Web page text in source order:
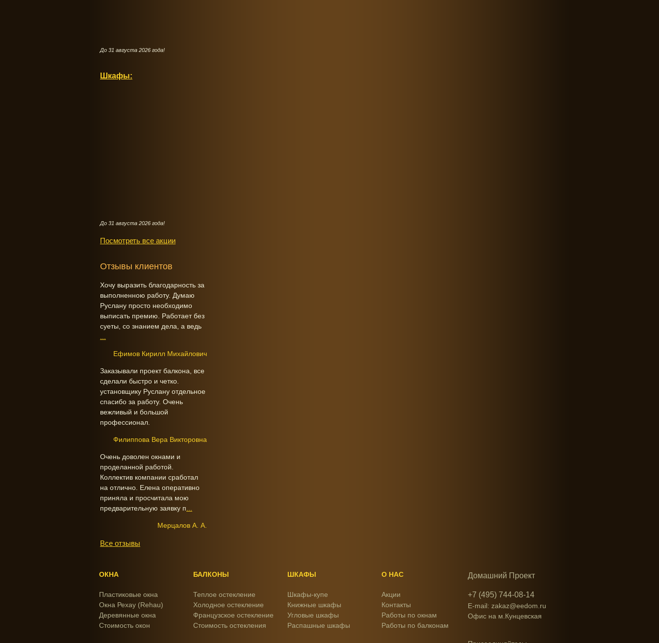
До 31 августа 2026 года!
Шкафы:
До 31 августа 2026 года!
Посмотреть все акции
Отзывы клиентов
Хочу выразить благодарность за
выполненною работу. Думаю
Руслану просто необходимо
выписать премию. Работает без
суеты, со знанием дела, а ведь
Ефимов Кирилл Михайлович
Заказывали проект балкона, все
сделали быстро и четко.
установщику Руслану отдельное
спасибо за работу. Очень
вежливый и большой
профессионал.
Филиппова Вера Викторовна
Очень доволен окнами и
проделанной работой.
Коллектив компании сработал
на отлично. Елена оперативно
приняла и просчитала мою
предварительную заявку п
Мерцалов А. А.
Все отзывы
ОКНА
Пластиковые окна
Окна Рехау (Rehau)
Деревянные окна
Стоимость окон
БАЛКОНЫ
Теплое остекление
Холодное остекление
Французское остекление
Стоимость остекления
ШКАФЫ
Шкафы-купе
Книжные шкафы
Угловые шкафы
Распашные шкафы
О НАС
Акции
Контакты
Работы по окнам
Работы по балконам
Домашний Проект
+7 (495) 744-08-14
E-mail: zakaz@eedom.ru
Офис на м.Кунцевская